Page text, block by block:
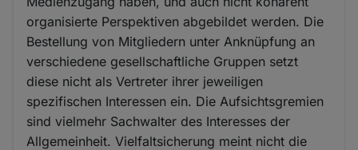
organisierte Perspektiven abgebildet werden. Die
Bestellung von Mitgliedern unter Anknüpfung an
verschiedene gesellschaftliche Gruppen setzt
diese nicht als Vertreter ihrer jeweiligen
spezifischen Interessen ein. Die Aufsichtsgremien
sind vielmehr Sachwalter des Interesses der
Allgemeinheit. Vielfaltsicherung meint nicht die